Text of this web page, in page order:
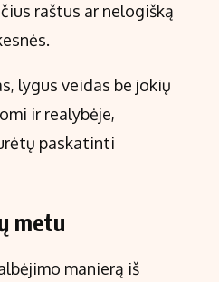
raštus ar nelogišką
lygus veidas be jokių
ir realybėje,
paskatinti
metu
manierą iš